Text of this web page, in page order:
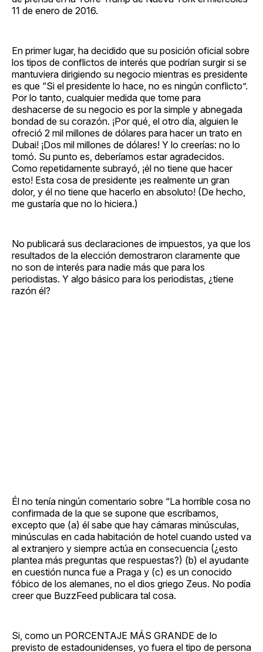
11 de enero de 2016.
En primer lugar, ha decidido que su posición oficial sobre
los tipos de conflictos de interés que podrían surgir si se
mantuviera dirigiendo su negocio mientras es presidente
es que “Si el presidente lo hace, no es ningún conflicto”.
Por lo tanto, cualquier medida que tome para
deshacerse de su negocio es por la simple y abnegada
bondad de su corazón. ¡Por qué, el otro día, alguien le
ofreció 2 mil millones de dólares para hacer un trato en
Dubai! ¡Dos mil millones de dólares! Y lo creerías: no lo
tomó. Su punto es, deberíamos estar agradecidos.
Como repetidamente subrayó, ¡él no tiene que hacer
esto! Esta cosa de presidente ¡es realmente un gran
dolor, y él no tiene que hacerlo en absoluto! (De hecho,
me gustaría que no lo hiciera.)
No publicará sus declaraciones de impuestos, ya que los
resultados de la elección demostraron claramente que
no son de interés para nadie más que para los
periodistas. Y algo básico para los periodistas, ¿tiene
razón él?
Él no tenía ningún comentario sobre “La horrible cosa no
confirmada de la que se supone que escribamos,
excepto que (a) él sabe que hay cámaras minúsculas,
minúsculas en cada habitación de hotel cuando usted va
al extranjero y siempre actúa en consecuencia (¿esto
plantea más preguntas que respuestas?) (b) el ayudante
en cuestión nunca fue a Praga y (c) es un conocido
fóbico de los alemanes, no el dios griego Zeus. No podía
creer que BuzzFeed publicara tal cosa.
Si, como un PORCENTAJE MÁS GRANDE de lo
previsto de estadounidenses, yo fuera el tipo de persona